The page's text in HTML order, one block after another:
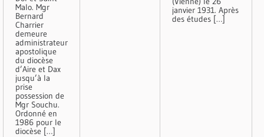
Malo. Mgr
Bernard
Charrier
demeure
administrateur
apostolique
du diocèse
d’Aire et Dax
jusqu’à la
prise
possession de
Mgr Souchu.
Ordonné en
1986 pour le
diocèse […]
janvier 1931. Après
des études […]